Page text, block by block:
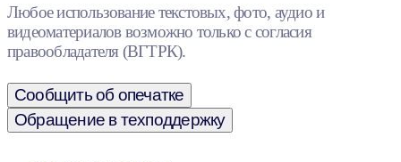
Любое использование текстовых, фото, аудио и
видеоматериалов возможно только с согласия
правообладателя (ВГТРК).
Сообщить об опечатке
Обращение в техподдержку